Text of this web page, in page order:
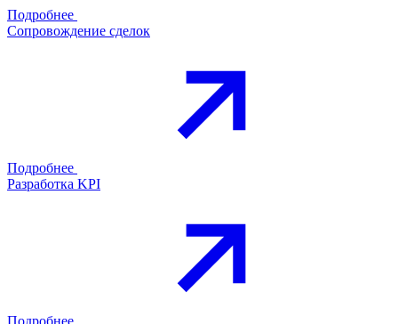
Подробнее
Сопровождение сделок
Подробнее
Разработка KPI
Подробнее